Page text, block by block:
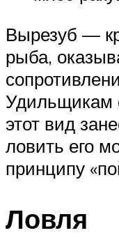
Вырезуб —
рыба,
Удильщикам
этот вид
ловить его
принципу
Ловля